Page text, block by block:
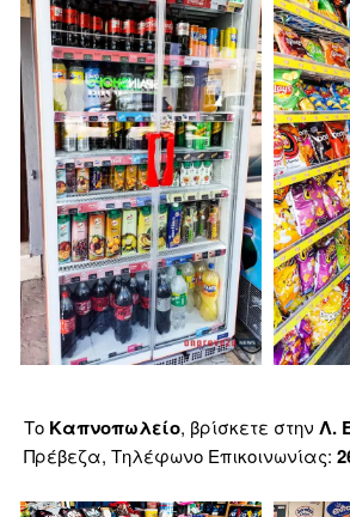
Το Καπνοπωλείο, βρίσκετε στην Λ.
Πρέβεζα, Τηλέφωνο Επικοινωνίας: